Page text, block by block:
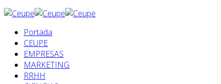
Portada
CEUPE
EMPRESAS
MARKETING
RRHH